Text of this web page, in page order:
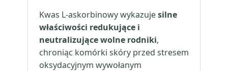
Kwas L-askorbinowy wykazujesilne
właściwości redukujące i
neutralizujące wolne rodniki,
chroniąc komórki skóry przed stresem
oksydacyjnym wywołanym